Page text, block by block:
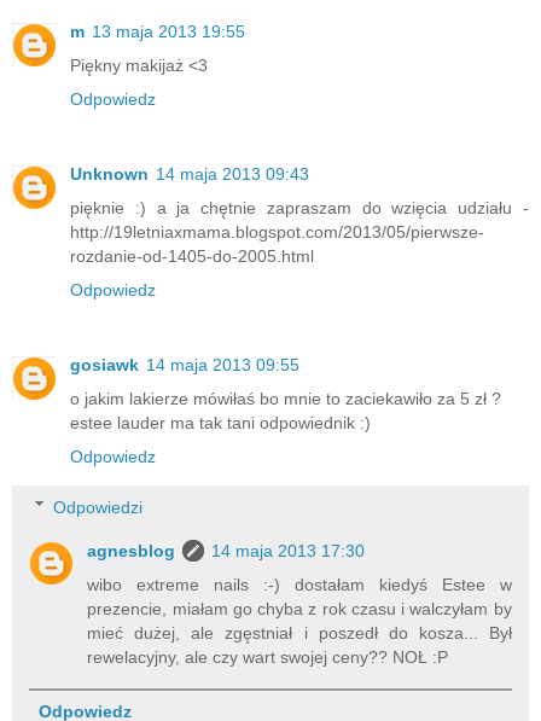
m 13 maja 2013 19:55
Piękny makijaż <3
Odpowiedz
Unknown 14 maja 2013 09:43
pięknie :) a ja chętnie zapraszam do wzięcia udziału -
http://19letniaxmama.blogspot.com/2013/05/pierwsze-
rozdanie-od-1405-do-2005.html
Odpowiedz
gosiawk 14 maja 2013 09:55
o jakim lakierze mówiłaś bo mnie to zaciekawiło za 5 zł ?
estee lauder ma tak tani odpowiednik :)
Odpowiedz
Odpowiedzi
agnesblog
14 maja 2013 17:30
wibo extreme nails :-) dostałam kiedyś Estee w
prezencie, miałam go chyba z rok czasu i walczyłam by
mieć dużej, ale zgęstniał i poszedł do kosza... Był
rewelacyjny, ale czy wart swojej ceny?? NOŁ :P
Odpowiedz